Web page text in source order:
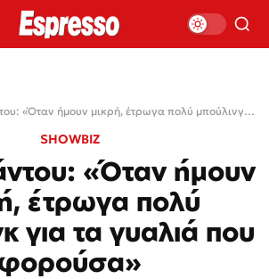
Ελένη Ράντου: «Όταν ήμουν μικρή, έτρωγα πολύ μπούλινγκ για τα γυαλιά που φορούσα»
SHOWBIZ
«Όταν ήμουν
έτρωγα πολύ
για τα γυαλιά που